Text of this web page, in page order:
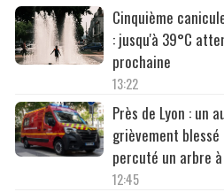
Cinquième
: jusqu'à 39°C
prochaine
13:22
Près de Lyon : un
grièvement
percuté un arbre
12:45